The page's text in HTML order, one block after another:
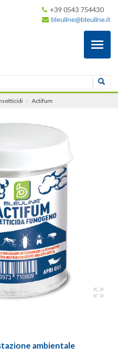
+39 0543 754430
bleuline@bleuline.it
Actifum
ambientale